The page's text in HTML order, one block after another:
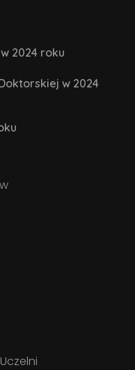
2024 roku
w 2024